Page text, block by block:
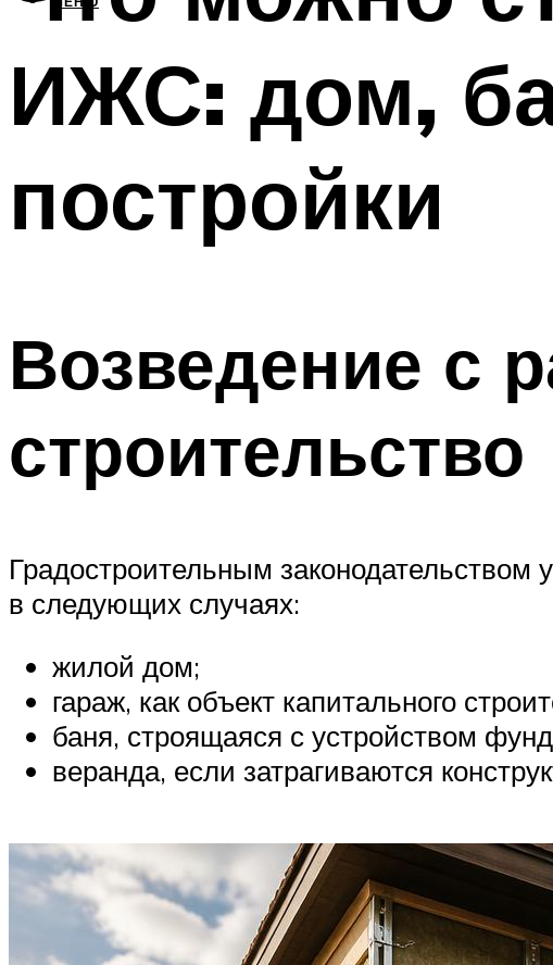
ИЖС: дом,
постройки
Возведение с
строительство
Градостроительным законодательством
в следующих случаях:
жилой дом;
гараж, как объект капитального
баня, строящаяся с устройством
веранда, если затрагиваются